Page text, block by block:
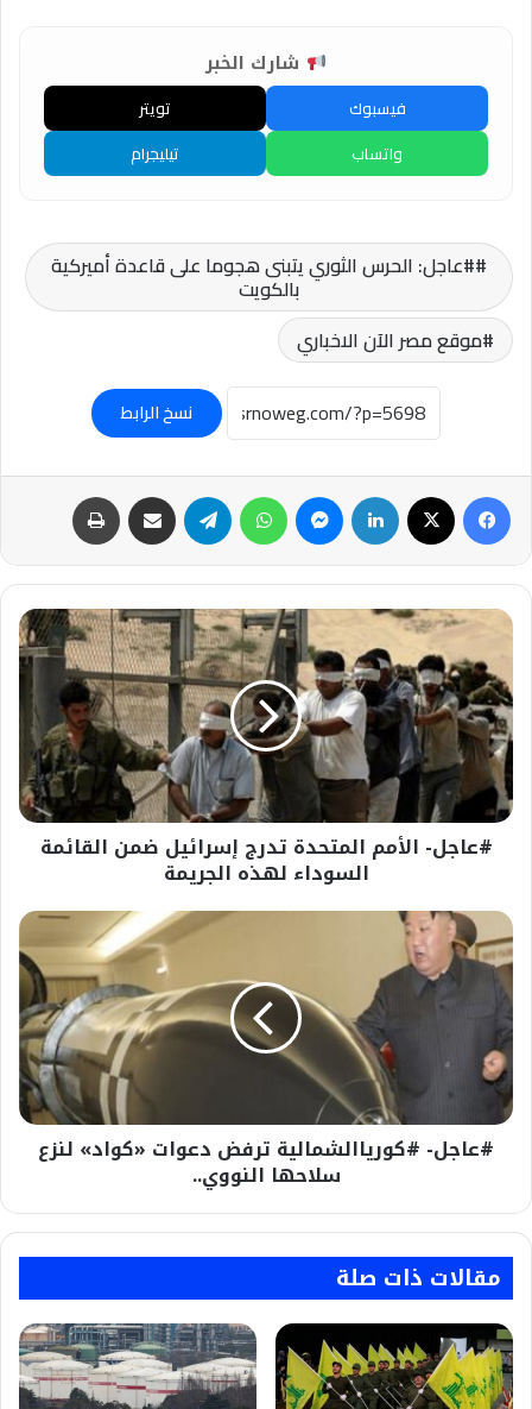
شارك الخبر
فيسبوك
تويتر
واتساب
تيليجرام
#عاجل: الحرس الثوري يتبنى هجوما على قاعدة أميركية
بالكويت
موقع مصر الآن الاخباري
نسخ الرابط
فيسبوك لينكدإن ماسنجر واتساب تيلقرام مشاركة عبر البريد
#عاجل-
المتحدة
تدرج
إسرائيل
ضمن
القائمة
السوداء
لهذه
الجريمة
#عاجل- الأمم المتحدة تدرج إسرائيل ضمن القائمة
السوداء لهذه الجريمة
#عاجل-
#كورياالشمالية
ترفض
دعوات
«كواد»
لنزع
سلاحها
النووي..
#عاجل- #كورياالشمالية ترفض دعوات «كواد» لنزع
سلاحها النووي..
مقالات ذات صلة